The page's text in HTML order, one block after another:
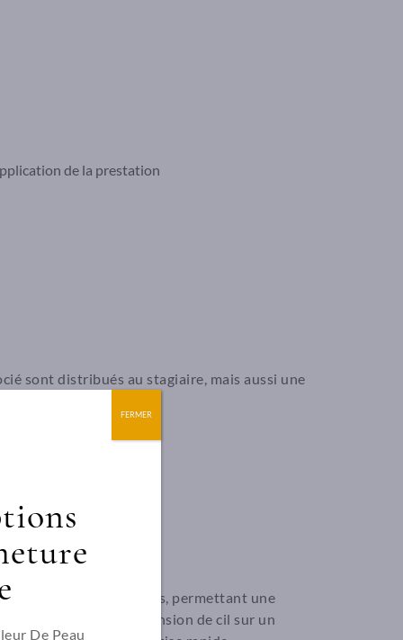
de la prestation
sont distribués au stagiaire, mais aussi une
des outils accessibles, permettant une
techniques de l’extension de cil sur un
De Peau
FERMER